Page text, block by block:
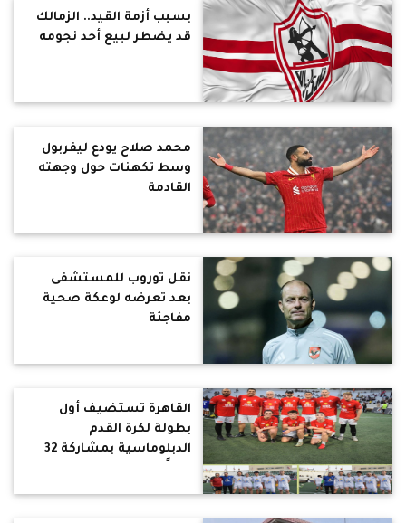
بسبب أزمة القيد.. الزمالك
قد يضطر لبيع أحد نجومه
محمد صلاح يودع ليفربول
وسط تكهنات حول وجهته
القادمة
نقل توروب للمستشفى
بعد تعرضه لوعكة صحية
مفاجئة
القاهرة تستضيف أول
بطولة لكرة القدم
الدبلوماسية بمشاركة 32